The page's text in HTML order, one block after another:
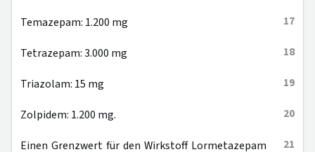
17
Temazepam: 1.200 mg
18
Tetrazepam: 3.000 mg
19
Triazolam: 15 mg
20
Zolpidem: 1.200 mg.
21
Einen Grenzwert für den Wirkstoff Lormetazepam